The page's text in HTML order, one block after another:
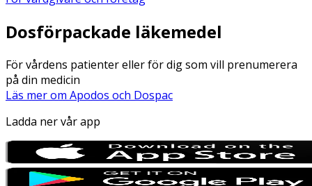
Dosförpackade läkemedel
För vårdens patienter eller för dig som vill prenumerera
på din medicin
Läs mer om Apodos och Dospac
Ladda ner vår app